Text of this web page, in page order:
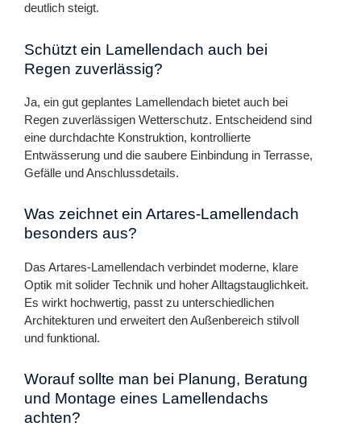
deutlich steigt.
Schützt ein Lamellendach auch bei
Regen zuverlässig?
Ja, ein gut geplantes Lamellendach bietet auch bei
Regen zuverlässigen Wetterschutz. Entscheidend sind
eine durchdachte Konstruktion, kontrollierte
Entwässerung und die saubere Einbindung in Terrasse,
Gefälle und Anschlussdetails.
Was zeichnet ein Artares-Lamellendach
besonders aus?
Das Artares-Lamellendach verbindet moderne, klare
Optik mit solider Technik und hoher Alltagstauglichkeit.
Es wirkt hochwertig, passt zu unterschiedlichen
Architekturen und erweitert den Außenbereich stilvoll
und funktional.
Worauf sollte man bei Planung, Beratung
und Montage eines Lamellendachs
achten?